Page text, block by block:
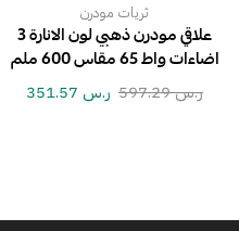
ثريات مودرن
علاقي مودرن ذهبي لون الانارة 3
اضاءات واط 65 مقاس 600 ملم
ر.س597.29 ر.س